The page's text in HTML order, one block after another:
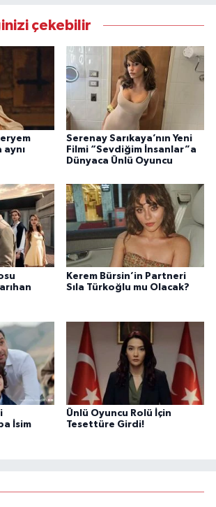
çekebilir
aynı
Serenay Sarıkaya’nın Yeni
Filmi “Sevdiğim İnsanlar”a
Dünyaca Ünlü Oyuncu
Kerem Bürsin’in Partneri
Sıla Türkoğlu mu Olacak?
İsim
Ünlü Oyuncu Rolü İçin
Tesettüre Girdi!